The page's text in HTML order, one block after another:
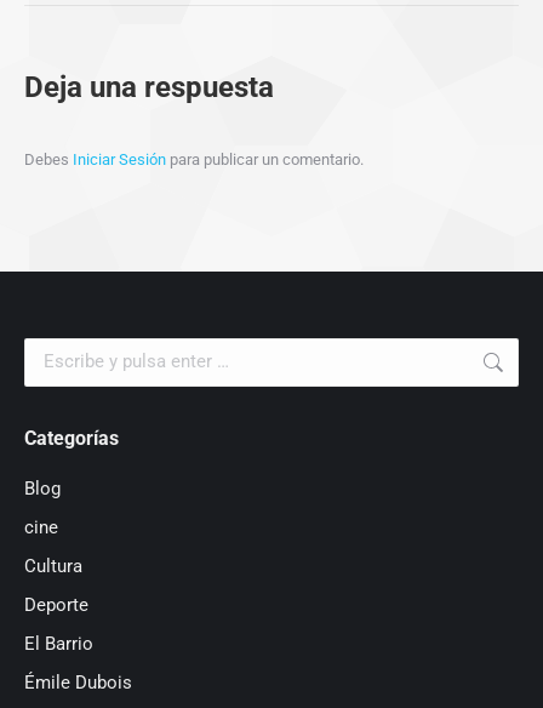
Deja una respuesta
Debes Iniciar Sesión para publicar un comentario.
Buscar:
Categorías
Blog
cine
Cultura
Deporte
El Barrio
Émile Dubois